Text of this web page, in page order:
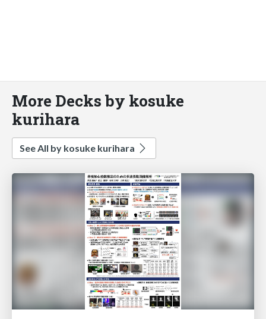
More Decks by kosuke
kurihara
See All by kosuke kurihara